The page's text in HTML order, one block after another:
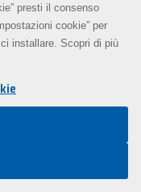
presti il consenso
cookie” per
installare. Scopri di più